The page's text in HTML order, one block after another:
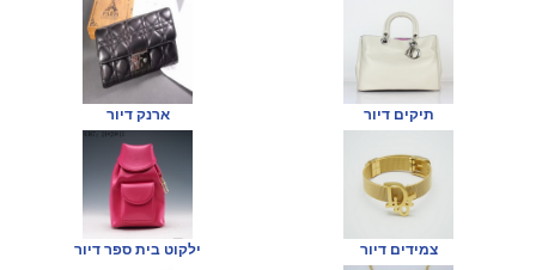
ארנק דיור תיקים דיור
ילקוט בית ספר דיור צמידים דיור